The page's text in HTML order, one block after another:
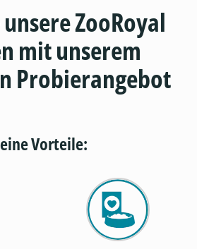
ZooRoyal
mit unserem
Probierangebot
Vorteile: